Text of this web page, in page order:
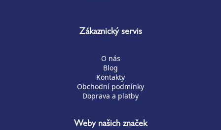
Zákaznický servis
O nás
Blog
Kontakty
Obchodní podmínky
Doprava a platby
Weby našich značek